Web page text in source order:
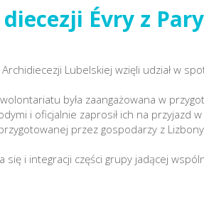
Évry z
Lubelskiej wzięli udział w
była zaangażowana w
i oficjalnie zaprosił ich na przyjazd
przez gospodarzy z
się i integracji części grupy jadącej